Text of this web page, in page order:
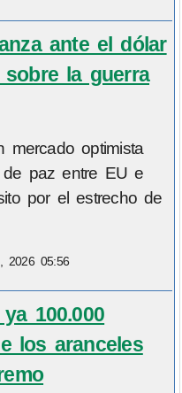
ante el dólar
la guerra
optimista
de paz entre EU e
por el estrecho de
2026 05:56
100.000
los aranceles